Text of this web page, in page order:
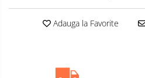
Adauga la Favorite